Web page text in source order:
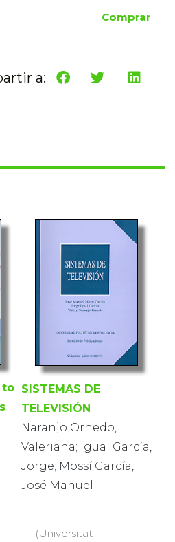
Comprar
a:
to SISTEMAS DE
TELEVISIÓN
Naranjo Ornedo,
Valeriana; Igual García,
Jorge; Mossí García,
José Manuel
(Universitat